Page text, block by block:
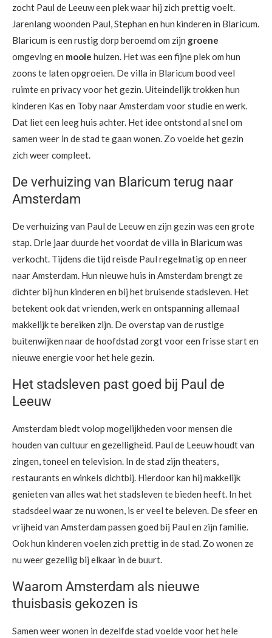
zocht Paul de Leeuw een plek waar hij zich prettig voelt.
Jarenlang woonden Paul, Stephan en hun kinderen in Blaricum.
Blaricum is een rustig dorp beroemd om zijn groene
omgeving en mooie huizen. Het was een fijne plek om hun
zoons te laten opgroeien. De villa in Blaricum bood veel
ruimte en privacy voor het gezin. Uiteindelijk trokken hun
kinderen Kas en Toby naar Amsterdam voor studie en werk.
Dat liet een leeg huis achter. Het idee ontstond al snel om
samen weer in de stad te gaan wonen. Zo voelde het gezin
zich weer compleet.
De verhuizing van Blaricum terug naar
Amsterdam
De verhuizing van Paul de Leeuw en zijn gezin was een grote
stap. Drie jaar duurde het voordat de villa in Blaricum was
verkocht. Tijdens die tijd reisde Paul regelmatig op en neer
naar Amsterdam. Hun nieuwe huis in Amsterdam brengt ze
dichter bij hun kinderen en bij het bruisende stadsleven. Het
betekent ook dat vrienden, werk en ontspanning allemaal
makkelijk te bereiken zijn. De overstap van de rustige
buitenwijken naar de hoofdstad zorgt voor een frisse start en
nieuwe energie voor het hele gezin.
Het stadsleven past goed bij Paul de
Leeuw
Amsterdam biedt volop mogelijkheden voor mensen die
houden van cultuur en gezelligheid. Paul de Leeuw houdt van
zingen, toneel en television. In de stad zijn theaters,
restaurants en winkels dichtbij. Hierdoor kan hij makkelijk
genieten van alles wat het stadsleven te bieden heeft. In het
stadsdeel waar ze nu wonen, is er veel te beleven. De sfeer en
vrijheid van Amsterdam passen goed bij Paul en zijn familie.
Ook hun kinderen voelen zich prettig in de stad. Zo wonen ze
nu weer gezellig bij elkaar in de buurt.
Waarom Amsterdam als nieuwe
thuisbasis gekozen is
Samen weer wonen in dezelfde stad voelde voor het hele